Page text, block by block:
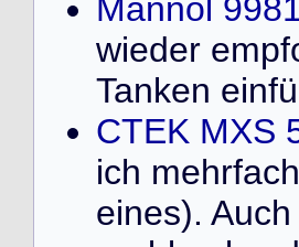
Mannol
wieder
Tanken
CTEK MXS
ich
eines).